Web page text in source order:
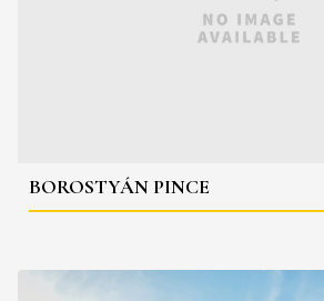
BOROSTYÁN PINCE